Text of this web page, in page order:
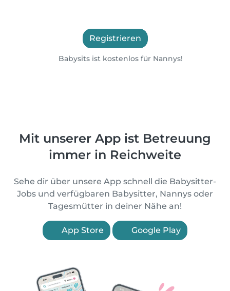
Registrieren
Babysits ist kostenlos für Nannys!
Mit unserer App ist Betreuung
immer in Reichweite
Sehe dir über unsere App schnell die Babysitter-
Jobs und verfügbaren Babysitter, Nannys oder
Tagesmütter in deiner Nähe an!
App Store Google Play